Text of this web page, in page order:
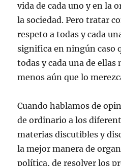
vida de cada uno y en la
la sociedad. Pero tratar
respeto a todas y cada
significa en ningún caso
todas y cada una de ellas
menos aún que lo
Cuando hablamos de
de ordinario a los
materias discutibles y
la mejor manera de
política, de resolver los